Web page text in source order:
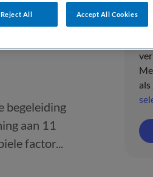
als
begeleiding
aan 11
factor...
Reject All Accept All Cookies